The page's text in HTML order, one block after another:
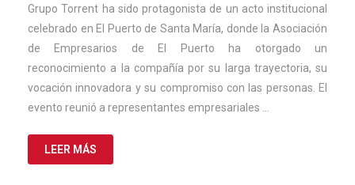
de
2025
Grupo Torrent ha sido protagonista de un acto institucional
celebrado en El Puerto de Santa María, donde la Asociación
de Empresarios de El Puerto ha otorgado un
reconocimiento a la compañía por su larga trayectoria, su
vocación innovadora y su compromiso con las personas. El
evento reunió a representantes empresariales …
LEER MÁS